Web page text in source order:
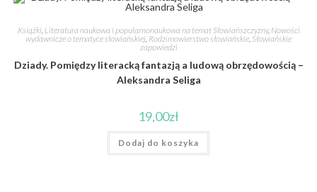
Książki, Literatura naukowa i popularnonaukowa na temat Słowiańszczyzny, Nowości
wydawnicze o tematyce słowiańskiej, Rodzimowierstwo słowiańskie, Słowiańskie
zapowiedzi
Dziady. Pomiędzy literacką fantazją a ludową obrzędowością –
Aleksandra Seliga
19,00zł
Dodaj do koszyka